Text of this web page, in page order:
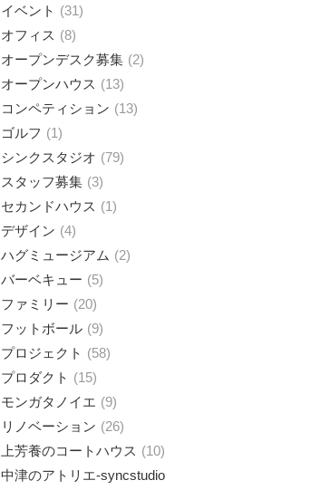
イベント
31
オフィス
8
オープンデスク募集
2
オープンハウス
13
コンペティション
13
ゴルフ
1
シンクスタジオ
79
スタッフ募集 3
セカンドハウス
1
デザイン
4
ハグミュージアム
2
バーベキュー
5
ファミリー
20
フットボール
9
プロジェクト
58
プロダクト
15
モンガタノイエ
9
リノベーション
26
上芳養のコートハウス
10
中津のアトリエ-syncstudio